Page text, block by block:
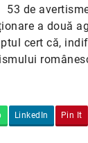
53 de
a două
cert că,
LinkedIn Pin It